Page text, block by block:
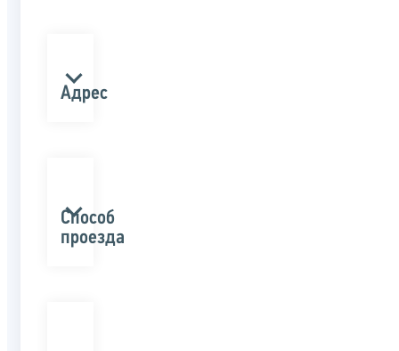
Адрес
Способ
проезда